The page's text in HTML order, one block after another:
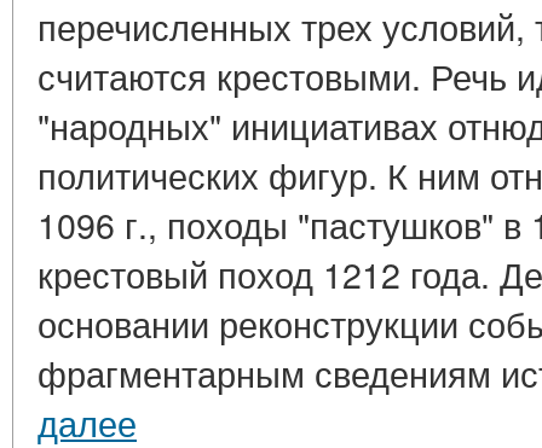
перечисленных трех
считаются крестовыми. Речь
"народных" инициативах
политических фигур. К ним
1096 г., походы "пастушков" в
крестовый поход 1212 года.
основании реконструкции
фрагментарным сведениям
далее